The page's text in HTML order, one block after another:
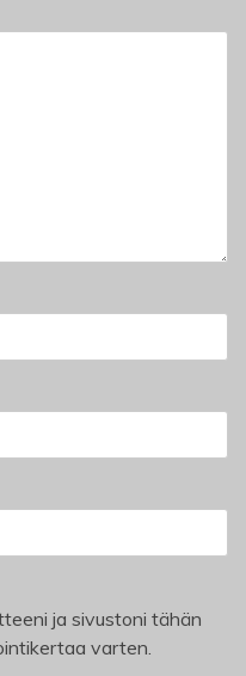
ja sivustoni tähän
varten.